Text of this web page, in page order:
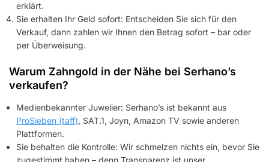
erklärt.
Sie erhalten Ihr Geld sofort: Entscheiden Sie sich für den
Verkauf, dann zahlen wir Ihnen den Betrag sofort – bar oder
per Überweisung.
Warum Zahngold in der Nähe bei Serhano’s
verkaufen?
Medienbekannter Juwelier: Serhano’s ist bekannt aus
ProSieben (taff), SAT.1, Joyn, Amazon TV sowie anderen
Plattformen.
Sie behalten die Kontrolle: Wir schmelzen nichts ein, bevor Sie